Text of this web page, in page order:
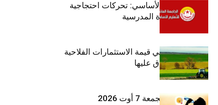
جامعة التعليم الأساسي: تحركات احتجاجية
تزامنا مع العودة المدرسية
ارتفاع بـ15% في قيمة الاستثمارات الفلاحية
الخاصة المصادق عليها
طقس اليوم الجمعة 7 أوت 2026